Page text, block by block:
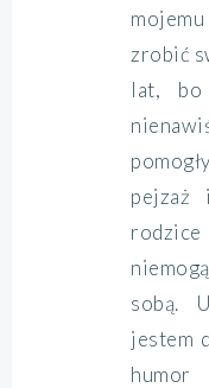
zrobić
lat,
pejzaż
sobą.
jestem
humor